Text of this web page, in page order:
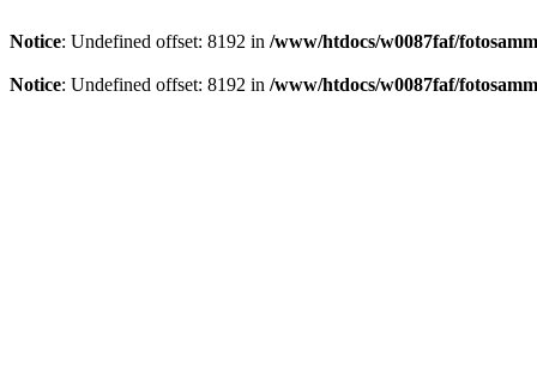
Notice: Undefined offset: 8192 in /www/htdocs/w0087faf/
Notice: Undefined offset: 8192 in /www/htdocs/w0087faf/